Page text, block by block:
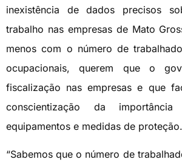
inexistência de dados precisos
trabalho nas empresas de Mato
menos com o número de
ocupacionais, querem que o
fiscalização nas empresas e que
conscientização da
equipamentos e medidas de proteção.
“Sabemos que o número de